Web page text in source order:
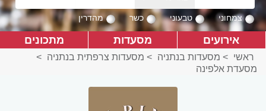
צמחוני טבעוני כשר מהדרין
אירועים מסעדות מתכונים
ראשי > מסעדות בנתניה > מסעדות צרפתית בנתניה >
מסעדת אלפינה